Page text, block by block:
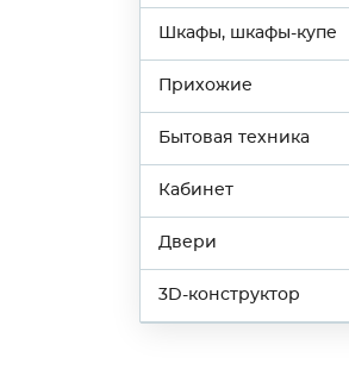
Шкафы, шкафы-купе
Прихожие
Бытовая техника
Кабинет
Двери
3D-конструктор